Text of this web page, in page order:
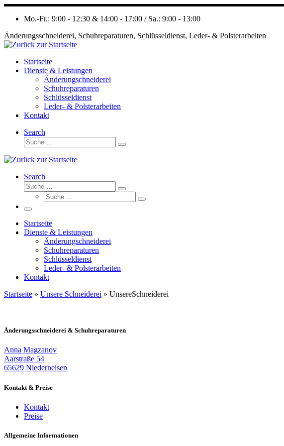
Zum
Inhalt
Mo.-Fr.: 9:00 - 12:30 & 14:00 - 17:00 / Sa.: 9:00 - 13:00
Änderungsschneiderei, Schuhreparaturen, Schlüsseldienst, Leder- & Polsterarbeiten
Startseite
Dienste & Leistungen
Änderungschneiderei
Schuhreparaturen
Schlüsseldienst
Leder- & Polsterarbeiten
Kontakt
Search
Suche
Suche
Search
Suche
Suche
Suche
Suche
Menü
Startseite
Dienste & Leistungen
Änderungschneiderei
Schuhreparaturen
Schlüsseldienst
Leder- & Polsterarbeiten
Kontakt
Startseite » Unsere Schneiderei » UnsereSchneiderei
Änderungsschneiderei & Schuhreparaturen
Anna Magzanov
Aarstraße 54
65629 Niederneisen
Kontakt & Preise
Kontakt
Preise
Allgemeine Informationen